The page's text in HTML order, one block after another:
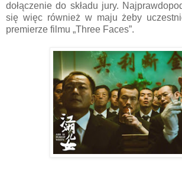
dołączenie do składu jury.
się więc również w maju żeby
premierze filmu „Three Faces”.